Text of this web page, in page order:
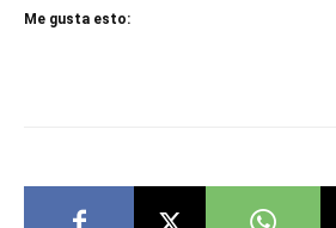
Me gusta esto: